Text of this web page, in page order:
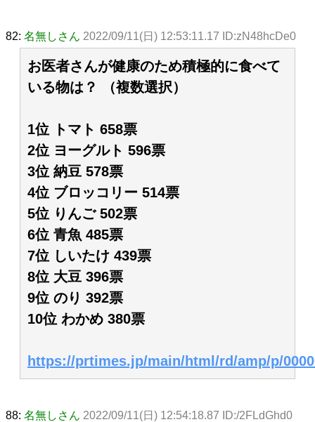
82: 名無しさん 2022/09/11(日) 12:53:11.17 ID:zN48hcDe0
お医者さんが健康のため積極的に食べて
いる物は？ （複数選択）
1位 トマト 658票
2位 ヨーグルト 596票
3位 納豆 578票
4位 ブロッコリー 514票
5位 りんご 502票
6位 青魚 485票
7位 しいたけ 439票
8位 大豆 396票
9位 のり 392票
10位 わかめ 380票
https://prtimes.jp/main/html/rd/amp/p/
88: 名無しさん 2022/09/11(日) 12:54:18.87 ID:/2FLdGhd0